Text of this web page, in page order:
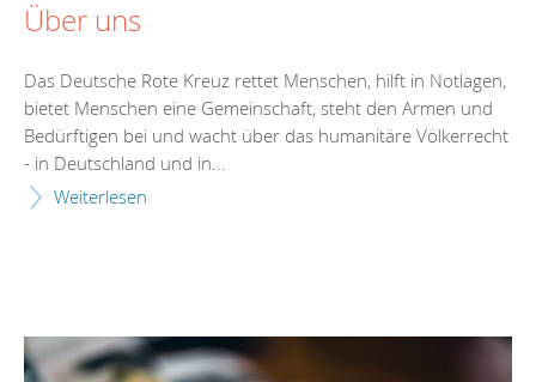
Über uns
Das Deutsche Rote Kreuz rettet Menschen, hilft in Notlagen,
bietet Menschen eine Gemeinschaft, steht den Armen und
Bedürftigen bei und wacht über das humanitäre Völkerrecht
- in Deutschland und in...
Weiterlesen